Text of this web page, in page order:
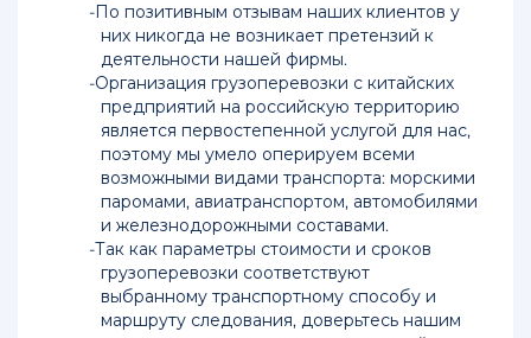
Владивосток
Перевозка
грузов
Китая
морем
Цены
перевозки
груза
Китая
По позитивным отзывам наших клиентов у
них никогда не возникает претензий к
деятельности нашей фирмы.
Организация грузоперевозки с китайских
предприятий на российскую территорию
является первостепенной услугой для нас,
поэтому мы умело оперируем всеми
возможными видами транспорта: морскими
паромами, авиатранспортом, автомобилями
и железнодорожными составами.
Так как параметры стоимости и сроков
грузоперевозки соответствуют
выбранному транспортному способу и
маршруту следования, доверьтесь нашим